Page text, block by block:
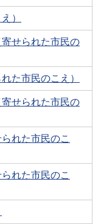
）
せられた市民の
た市民のこえ）
せられた市民の
れた市民のこ
れた市民のこ